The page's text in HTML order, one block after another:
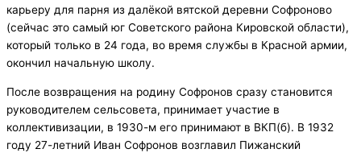
карьеру для парня из далёкой вятской деревни Софроново
(сейчас это самый юг Советского района Кировской области),
который только в 24 года, во время службы в Красной армии,
окончил начальную школу.
После возвращения на родину Софронов сразу становится
руководителем сельсовета, принимает участие в
коллективизации, в 1930-м его принимают в ВКП(б). В 1932
году 27-летний Иван Софронов возглавил Пижанский